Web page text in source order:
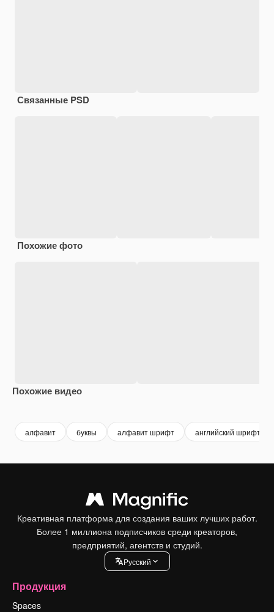
Связанные PSD
Похожие фото
Похожие видео
алфавит буквы алфавит шрифт английский шрифт
Креативная платформа для создания ваших лучших работ.
Более 1 миллиона подписчиков среди креаторов,
предприятий, агентств и студий.
Pусский
Продукция
Spaces